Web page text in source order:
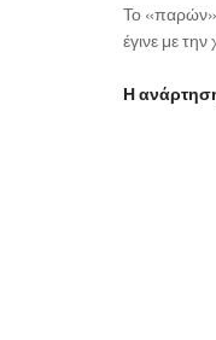
Το «παρών»
έγινε με
Η